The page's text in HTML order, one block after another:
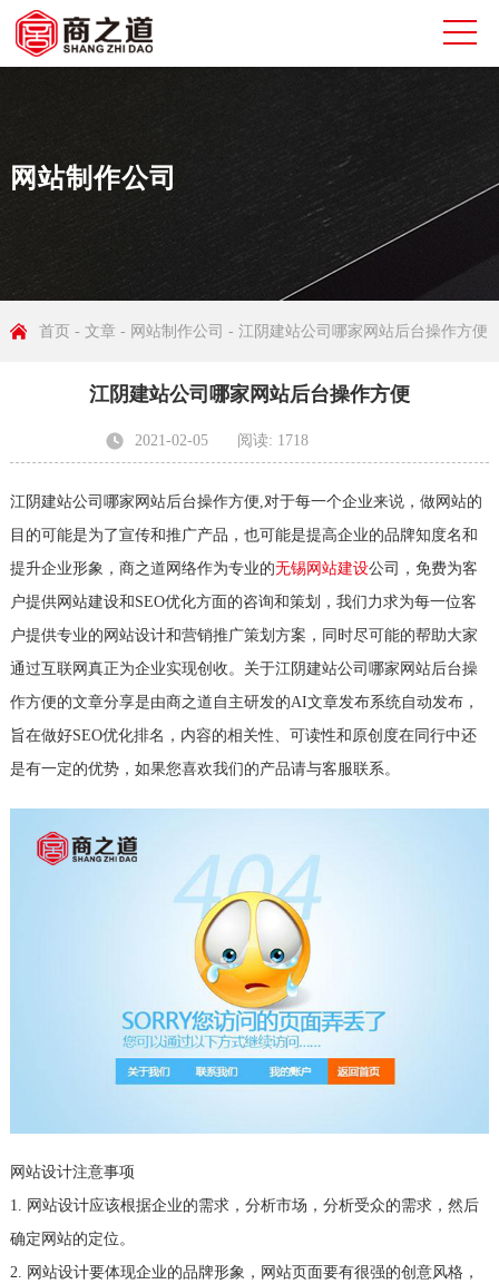
网站制作公司
首页 - 文章- 网站制作公司 - 江阴建站公司哪家网站后台操作方便
江阴建站公司哪家网站后台操作方便
2021-02-05 阅读: 1718
江阴建站公司哪家网站后台操作方便,对于每一个企业来说，做网站的
目的可能是为了宣传和推广产品，也可能是提高企业的品牌知度名和
提升企业形象，商之道网络作为专业的无锡网站建设公司，免费为客
户提供网站建设和SEO优化方面的咨询和策划，我们力求为每一位客
户提供专业的网站设计和营销推广策划方案，同时尽可能的帮助大家
通过互联网真正为企业实现创收。关于江阴建站公司哪家网站后台操
作方便的文章分享是由商之道自主研发的AI文章发布系统自动发布，
旨在做好SEO优化排名，内容的相关性、可读性和原创度在同行中还
是有一定的优势，如果您喜欢我们的产品请与客服联系。
网站设计注意事项
1. 网站设计应该根据企业的需求，分析市场，分析受众的需求，然后
确定网站的定位。
2. 网站设计要体现企业的品牌形象，网站页面要有很强的创意风格，